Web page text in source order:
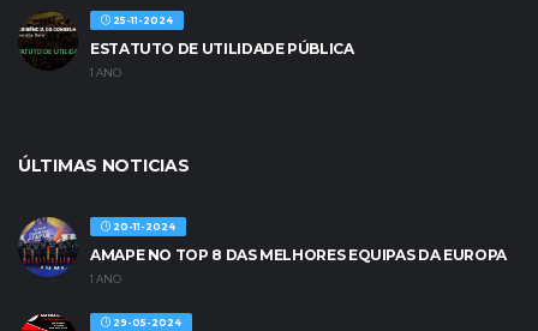
25-11-2024
ESTATUTO DE UTILIDADE PÚBLICA
1 ANO
ÚLTIMAS NOTICIAS
20-11-2024
AMAPE NO TOP 8 DAS MELHORES EQUIPAS DA EUROPA
1 ANO
29-05-2024